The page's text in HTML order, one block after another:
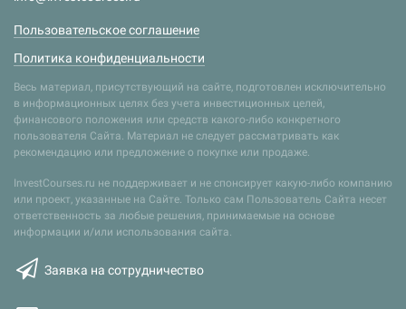
Пользовательское соглашение
Политика конфиденциальности
Весь материал, присутствующий на сайте, подготовлен исключительно
в информационных целях без учета инвестиционных целей,
финансового положения или средств какого-либо конкретного
пользователя Сайта. Материал не следует рассматривать как
рекомендацию или предложение о покупке или продаже.
InvestCourses.ru не поддерживает и не спонсирует какую-либо компанию
или проект, указанные на Сайте. Только сам Пользователь Сайта несет
ответственность за любые решения, принимаемые на основе
информации и/или использования сайта.
Заявка на сотрудничество